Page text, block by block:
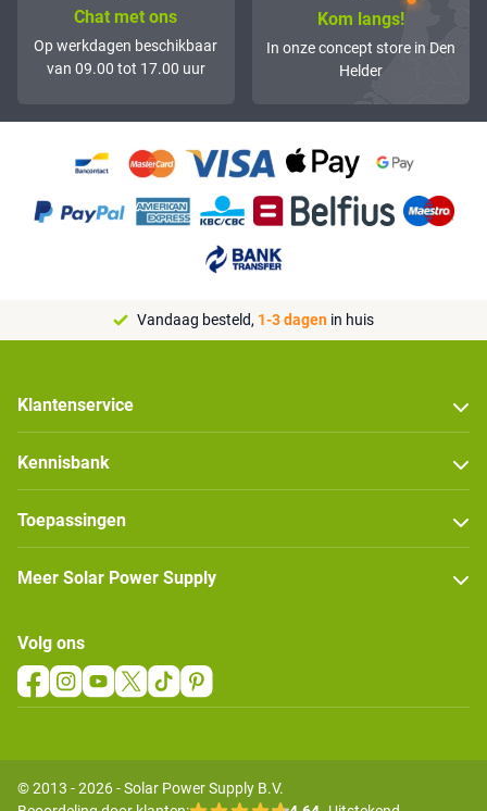
Chat met ons
Op werkdagen beschikbaar
van 09.00 tot 17.00 uur
Kom langs!
In onze concept store in Den
Helder
Vandaag besteld, 1-3 dagen in huis
Klantenservice
Kennisbank
Toepassingen
Meer Solar Power Supply
Volg ons
© 2013 - 2026 - Solar Power Supply B.V.